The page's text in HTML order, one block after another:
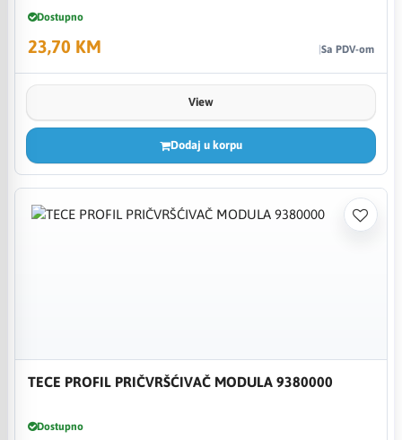
Dostupno
23,70 KM Sa PDV-om
View
Dodaj u korpu
TECE PROFIL PRIČVRŠĆIVAČ MODULA 9380000
Dostupno